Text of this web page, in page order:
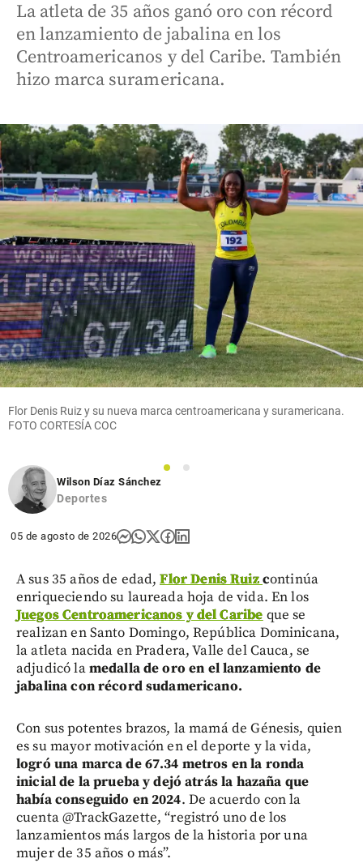
La atleta de 35 años ganó oro con récord
en lanzamiento de jabalina en los
Centroamericanos y del Caribe. También
hizo marca suramericana.
Flor Denis Ruiz y su nueva marca centroamericana y suramericana.
FOTO CORTESÍA COC
1
2
Wilson Díaz Sánchez
Deportes
05 de agosto de 2026
A sus 35 años de edad,Flor Denis Ruizcontinúa
enriqueciendo su laureada hoja de vida. En los
Juegos Centroamericanos y del Caribe que se
realizan en Santo Domingo, República Dominicana,
la atleta nacida en Pradera, Valle del Cauca, se
adjudicó lamedalla de oro en el lanzamiento de
jabalina con récord sudamericano.
Con sus potentes brazos, la mamá de Génesis, quien
es su mayor motivación en el deporte y la vida,
logró una marca de 67.34 metros en la ronda
inicial de la prueba y dejó atrás la hazaña que
había conseguido en 2024. De acuerdo con la
cuenta @TrackGazette, “registró uno de los
lanzamientos más largos de la historia por una
mujer de 35 años o más”.